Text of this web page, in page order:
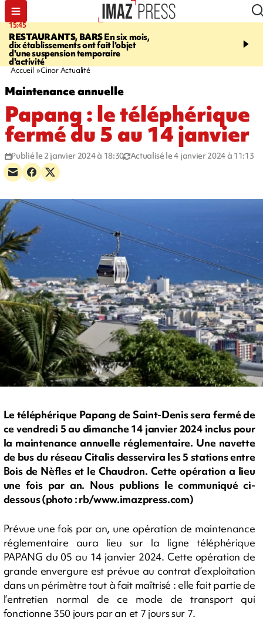
15:45
RESTAURANTS, BARSEn six mois,
dix établissements ont fait l'objet
d'une suspension temporaire
d'activité
17:17
Angeles, un homme vit
Accueil Cinor Actualité
Maintenance annuelle
Papang : le téléphérique
fermé du 5 au 14 janvier
Publié le 2 janvier 2024 à 18:30 Actualisé le 4 janvier 2024 à 11:13
Le téléphérique Papang de Saint-Denis sera fermé de
ce vendredi 5 au dimanche 14 janvier 2024 inclus pour
la maintenance annuelle réglementaire. Une navette
de bus du réseau Citalis desservira les 5 stations entre
Bois de Nèfles et le Chaudron. Cette opération a lieu
une fois par an. Nous publions le communiqué ci-
dessous (photo : rb/www.imazpress.com)
Prévue une fois par an, une opération de maintenance
réglementaire aura lieu sur la ligne téléphérique
PAPANG du 05 au 14 janvier 2024. Cette opération de
grande envergure est prévue au contrat d’exploitation
dans un périmètre tout à fait maîtrisé : elle fait partie de
l’entretien normal de ce mode de transport qui
fonctionne 350 jours par an et 7 jours sur 7.